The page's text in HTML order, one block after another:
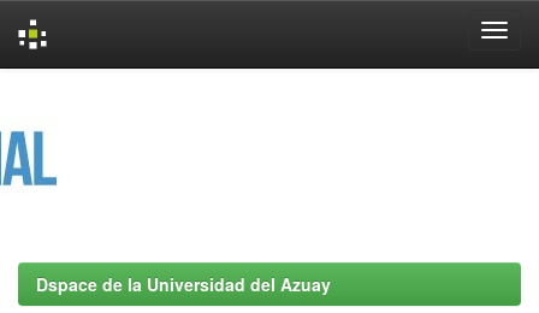
Dspace de la Universidad del Azuay